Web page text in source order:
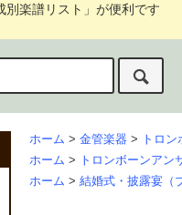
別楽譜リスト」が便利です
ホーム > 金管楽器 >
トロ
ホーム > トロンボーンアン
ホーム > 結婚式・披露宴（